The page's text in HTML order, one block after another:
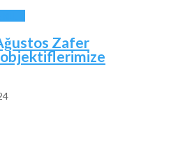
Zafer
objektiflerimize